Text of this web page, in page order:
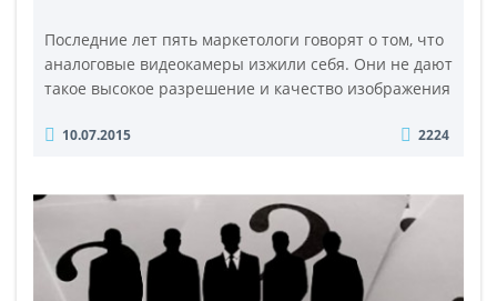
Последние лет пять маркетологи говорят о том, что
аналоговые видеокамеры изжили себя. Они не дают
такое высокое разрешение и качество изображения
успешно конкурирует с аналоговым. Каждый
камера? Это веб-камера, подключенная к ПК ..
10.07.2015 2224